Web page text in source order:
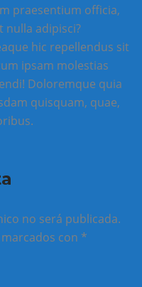
praesentium officia,
nulla adipisci?
hic repellendus sit
ipsam molestias
Doloremque quia
quisquam, quae,
no será publicada.
con *